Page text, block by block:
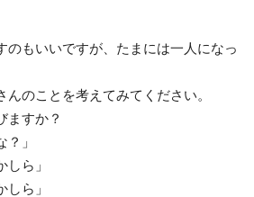
のもいいですが、たまには一人になっ
のことを考えてみてください。
ますか？
？」
しら」
しら」